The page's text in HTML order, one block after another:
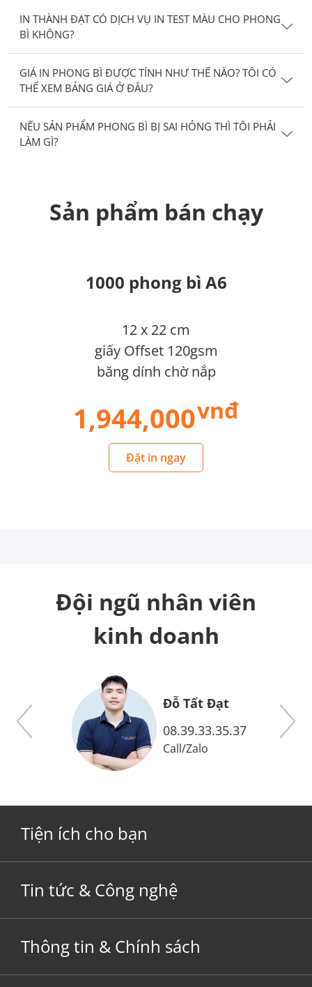
IN THÀNH ĐẠT CÓ DỊCH VỤ IN TEST MÀU CHO PHONG
BÌ KHÔNG?
GIÁ IN PHONG BÌ ĐƯỢC TÍNH NHƯ THẾ NÀO? TÔI CÓ
THỂ XEM BẢNG GIÁ Ở ĐÂU?
NẾU SẢN PHẨM PHONG BÌ BỊ SAI HỎNG THÌ TÔI PHẢI
LÀM GÌ?
Sản phẩm bán chạy
1000 phong bì A6
12 x 22 cm
giấy Offset 120gsm
băng dính chờ nắp
1,944,000vnđ
Đặt in ngay
Đội ngũ nhân viên
kinh doanh
Đỗ Xuân Doanh
08.38.33.35.37
Call/Zalo
Tiện ích cho bạn
Tin tức & Công nghệ
Thông tin & Chính sách